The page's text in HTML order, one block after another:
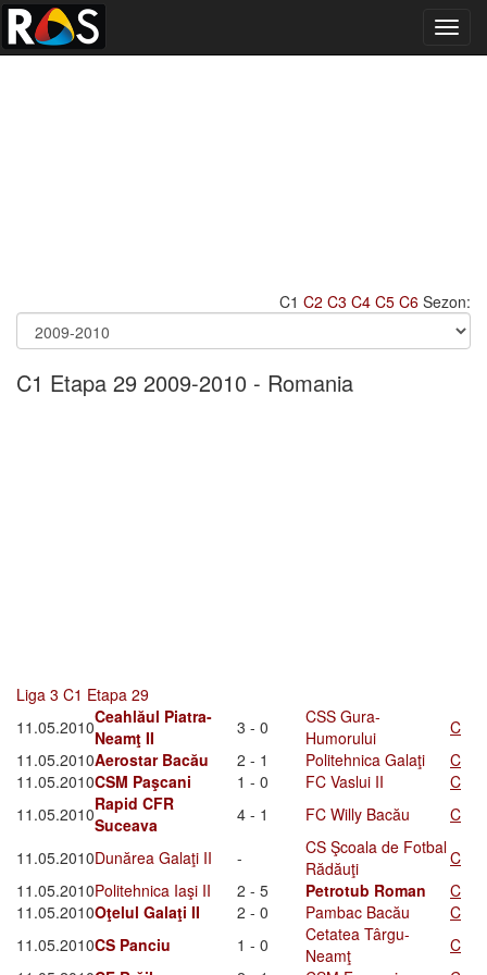
C1 C2 C3 C4 C5 C6 Sezon:
C1 Etapa 29 2009-2010 - Romania
Liga 3 C1 Etapa 29
11.05.2010Ceahlăul Piatra-
Neamţ II
3 - 0
CSS Gura-
Humorului
C
11.05.2010Aerostar Bacău 2 - 1 Politehnica Galaţi
C
11.05.2010CSM Paşcani 1 - 0 FC Vaslui II
C
11.05.2010Rapid CFR
Suceava
4 - 1 FC Willy Bacău
C
11.05.2010Dunărea Galaţi II -
CS Şcoala de Fotbal
Rădăuţi
C
11.05.2010Politehnica Iaşi II 2 - 5 Petrotub Roman
C
11.05.2010Oţelul Galaţi II 2 - 0 Pambac Bacău
C
11.05.2010CS Panciu 1 - 0
Cetatea Târgu-
Neamţ
C